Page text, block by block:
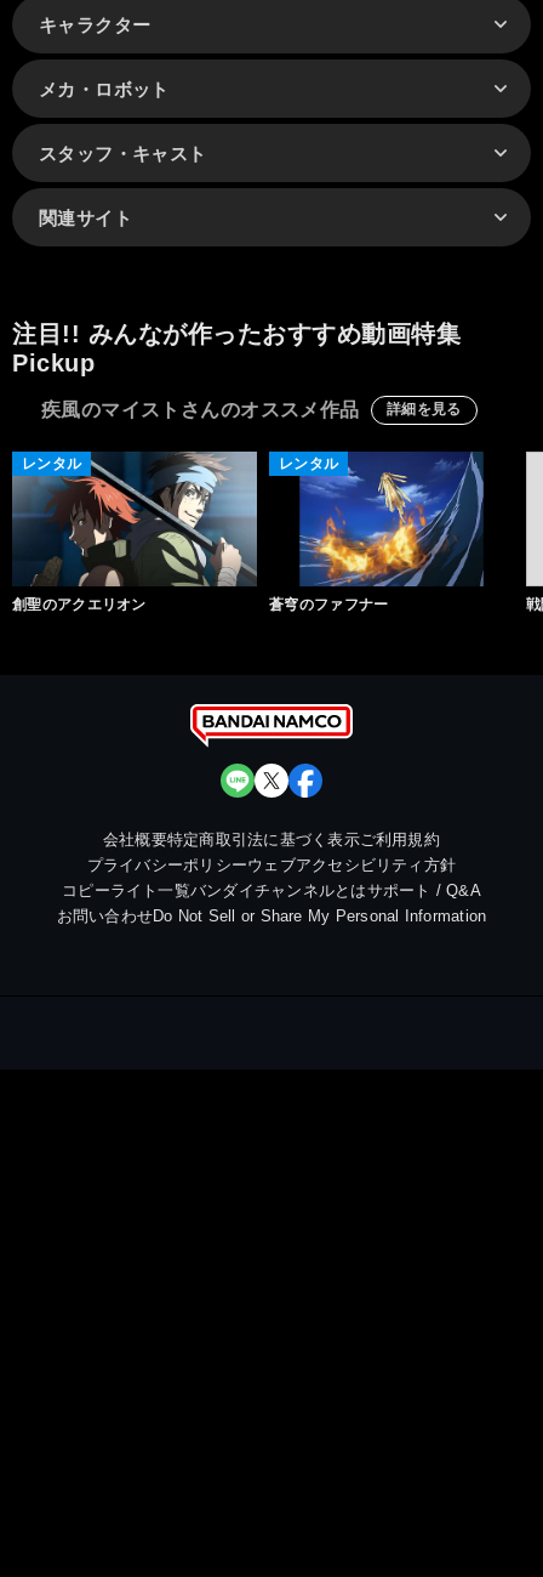
キャラクター
メカ・ロボット
スタッフ・キャスト
関連サイト
注目!! みんなが作ったおすすめ動画特集
Pickup
疾風のマイストさんのオススメ作品 詳細を見る
レンタル
創聖のアクエリオン
レンタル
蒼穹のファフナー
会社概要特定商取引法に基づく表示ご利用規約
プライバシーポリシーウェブアクセシビリティ方針
コピーライト一覧バンダイチャンネルとはサポート / Q&A
お問い合わせDo Not Sell or Share My Personal Information